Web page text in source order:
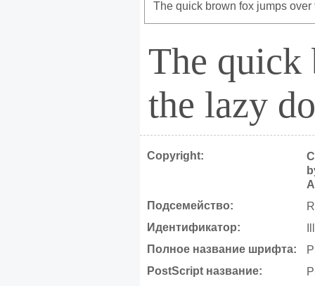
The quick
the lazy
Copyright:
Подсемейство:
Идентификатор:
Полное название шрифта:
PostScript название: